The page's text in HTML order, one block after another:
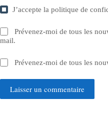
J’accepte lapolitique de
Prévenez-moi de tous les
mail.
Prévenez-moi de tous les
Laisser un commentaire